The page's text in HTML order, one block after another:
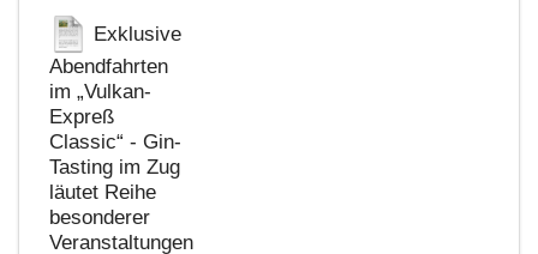
Exklusive
Abendfahrten
im „Vulkan-
Expreß
Classic“ - Gin-
Tasting im Zug
läutet Reihe
besonderer
Veranstaltungen